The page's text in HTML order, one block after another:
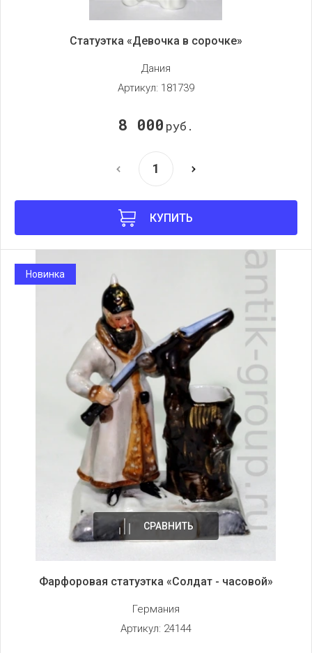
Статуэтка «Девочка в сорочке»
Дания
Артикул: 181739
8 000 руб.
КУПИТЬ
СРАВНИТЬ
Новинка
Фарфоровая статуэтка «Солдат - часовой»
Германия
Артикул: 24144